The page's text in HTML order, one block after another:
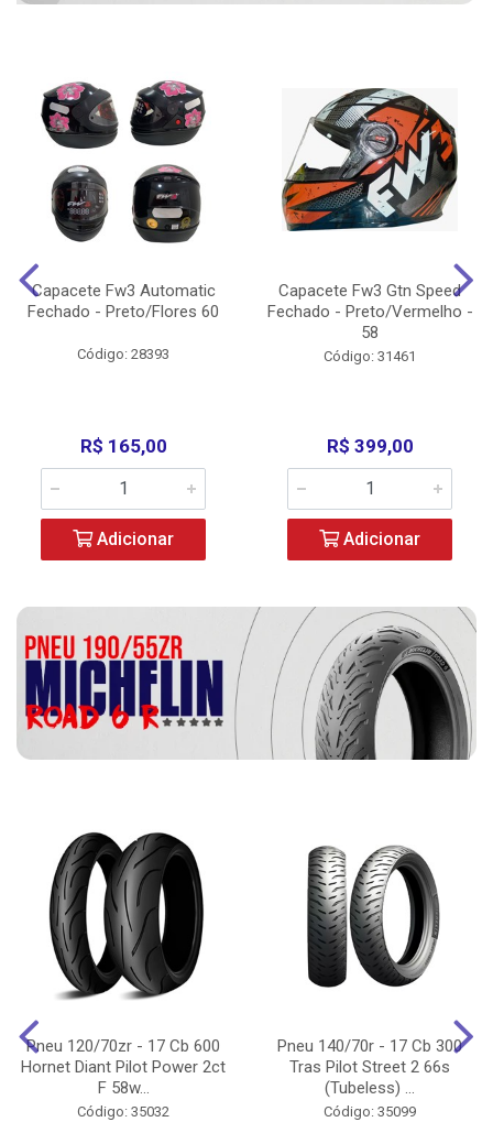
Capacete Fw3 Automatic
Fechado - Preto/Flores 60
Código: 28393
R$ 165,00
Adicionar
Capacete Fw3 Gtn Speed
Fechado - Preto/Vermelho -
58
Código: 31461
R$ 399,00
Adicionar
Pneu 120/70zr - 17 Cb 600
Hornet Diant Pilot Power 2ct
F 58w...
Código: 35032
Pneu 140/70r - 17 Cb 300
Tras Pilot Street 2 66s
(Tubeless) ...
Código: 35099